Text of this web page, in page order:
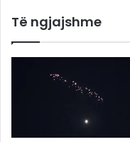
Të ngjajshme